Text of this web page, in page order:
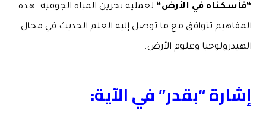
“فأسكنّاه في الأرض“ لعملية تخزين المياه الجوفية. هذه
المفاهيم تتوافق مع ما توصل إليه العلم الحديث في مجال
الهيدرولوجيا وعلوم الأرض.
إشارة“بقدر”في الآية: